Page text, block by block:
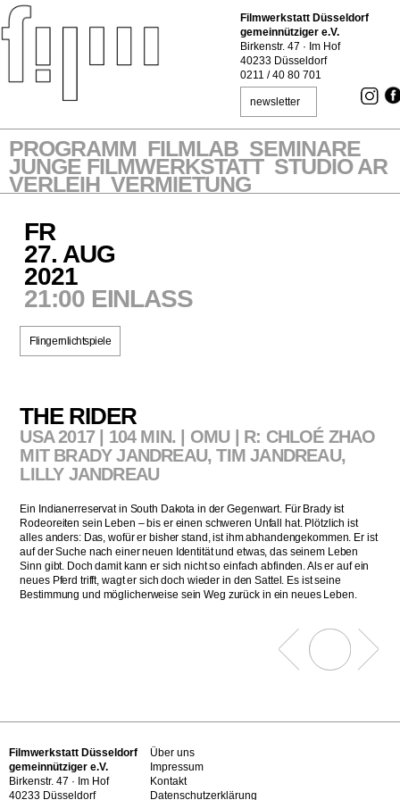
Filmwerkstatt Düsseldorf
gemeinnütziger e.V.
Birkenstr. 47 · Im Hof
40233 Düsseldorf
0211 / 40 80 701
newsletter
PROGRAMM FILMLAB SEMINARE
JUNGE FILMWERKSTATT STUDIO AR
VERLEIH VERMIETUNG
FR
27. AUG
2021
21:00 EINLASS
Flingernlichtspiele
THE RIDER
USA 2017 | 104 MIN. | OMU | R: CHLOÉ ZHAO
MIT BRADY JANDREAU, TIM JANDREAU,
LILLY JANDREAU
Ein Indianerreservat in South Dakota in der Gegenwart. Für Brady ist
Rodeoreiten sein Leben – bis er einen schweren Unfall hat. Plötzlich ist
alles anders: Das, wofür er bisher stand, ist ihm abhandengekommen. Er ist
auf der Suche nach einer neuen Identität und etwas, das seinem Leben
Sinn gibt. Doch damit kann er sich nicht so einfach abfinden. Als er auf ein
neues Pferd trifft, wagt er sich doch wieder in den Sattel. Es ist seine
Bestimmung und möglicherweise sein Weg zurück in ein neues Leben.
Filmwerkstatt Düsseldorf
gemeinnütziger e.V.
Birkenstr. 47 · Im Hof
40233 Düsseldorf
Über uns
Impressum
Kontakt
Datenschutzerklärung